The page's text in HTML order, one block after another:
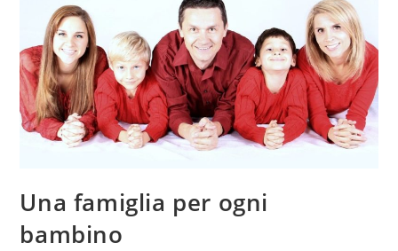
Una famiglia per ogni
bambino